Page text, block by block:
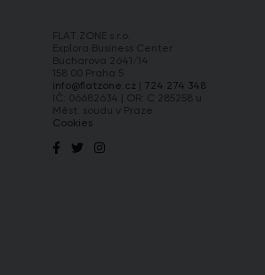
info@flatzone.cz
724 274 348
Cookies